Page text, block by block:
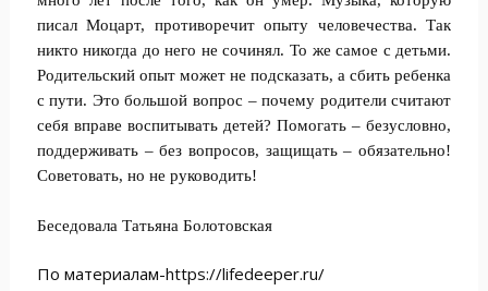
писал Моцарт, противоречит опыту человечества. Так
никто никогда до него не сочинял. То же самое с детьми.
Родительский опыт может не подсказать, а сбить ребенка
с пути. Это большой вопрос – почему родители считают
себя вправе воспитывать детей? Помогать – безусловно,
поддерживать – без вопросов, защищать – обязательно!
Советовать, но не руководить!
Беседовала Татьяна Болотовская
По материалам-https://lifedeeper.ru/